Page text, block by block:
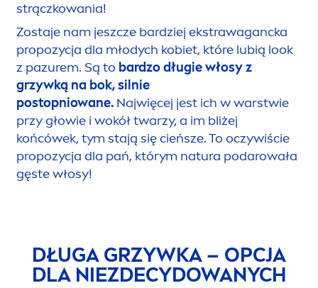
strączkowania!
Zostaje nam jeszcze bardziej ekstrawagancka
propozycja dla młodych kobiet, które lubią look
z pazurem. Są to bardzo długie włosy z
grzywką na bok, silnie
postopniowane. Najwięcej jest ich w warstwie
przy głowie i wokół twarzy, a im bliżej
końcówek, tym stają się cieńsze. To oczywiście
propozycja dla pań, którym natura podarowała
gęste włosy!
DŁUGA GRZYWKA – OPCJA
DLA NIEZDECYDOWANYCH